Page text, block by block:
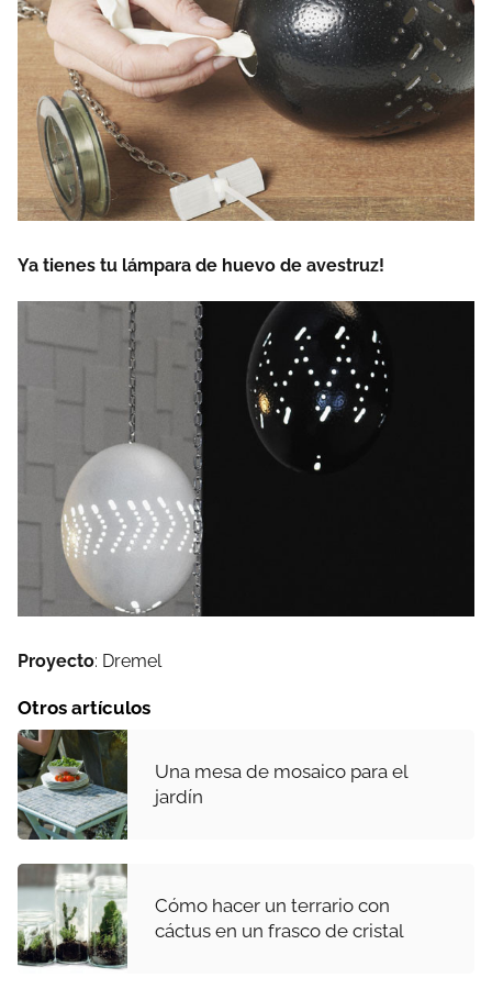
Ya tienes tu lámpara de huevo de avestruz!
Proyecto: Dremel
Otros artículos
Una mesa de mosaico para el
jardín
Cómo hacer un terrario con
cáctus en un frasco de cristal